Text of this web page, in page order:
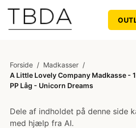
Forside / Madkasser /
A Little Lovely Company Madkasse -
PP Låg - Unicorn Dreams
Dele af indholdet på denne side
med hjælp fra AI.